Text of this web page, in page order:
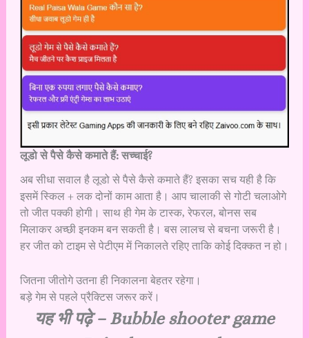
लूडो से पैसे कैसे कमाते हैं: सच्चाई?
अब सीधा सवाल है लूडो से पैसे कैसे कमाते हैं? इसका सच यही है कि
इसमें स्किल + लक दोनों काम आता है। आप चालाकी से गोटी चलाओगे
तो जीत पक्की होगी। साथ ही गेम के टास्क, रेफरल, बोनस सब
मिलाकर अच्छी इनकम बन सकती है। बस लालच से बचना जरूरी है।
हर जीत को टाइम से पेटीएम में निकालते रहिए ताकि कोई दिक्कत न हो।
जितना जीतोगे उतना ही निकालना बेहतर रहेगा।
बड़े गेम से पहले प्रैक्टिस जरूर करें।
यह भी पढ़े – Bubble shooter game